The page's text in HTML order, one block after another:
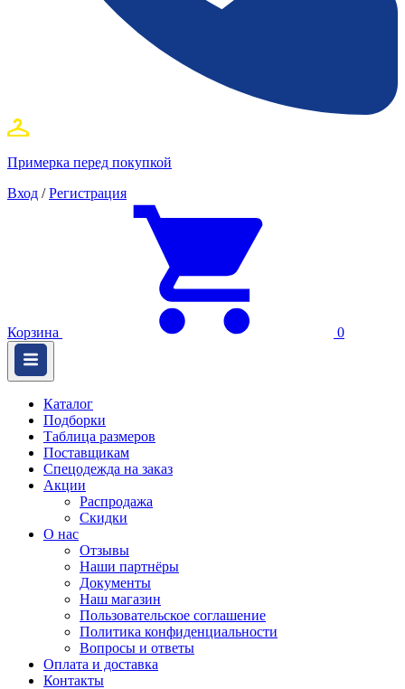
Примерка перед покупкой
Вход / Регистрация
Корзина 0
Каталог
Подборки
Таблица размеров
Поставщикам
Спецодежда на заказ
Акции
Распродажа
Скидки
О нас
Отзывы
Наши партнёры
Документы
Наш магазин
Пользовательское соглашение
Политика конфиденциальности
Вопросы и ответы
Оплата и доставка
Контакты